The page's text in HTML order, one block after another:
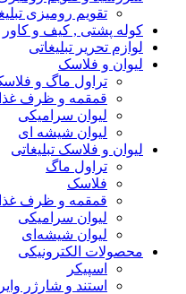
تقویم رومیزی
کوله پشتی , کیف و کاور
لوازم تحریر تبلیغاتی
لیوان و فلاسک
تراول ماگ و
قمقمه و ظرف غذا
لیوان سرامیکی
لیوان شیشه ای
لیوان و فلاسک تبلیغاتی
تراول ماگ
فلاسک
قمقمه و ظرف غذا
لیوان سرامیکی
لیوان شیشه‌ای
محصولات الکترونیکی
اسپیکر
استند و شارژر